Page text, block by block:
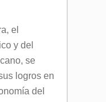
el
y del
se
logros en
del